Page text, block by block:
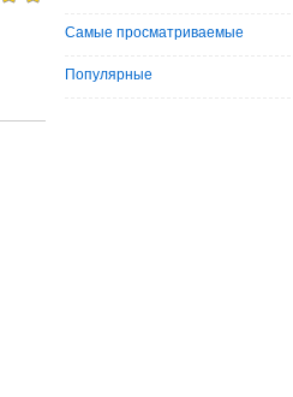
Самые просматриваемые
Популярные